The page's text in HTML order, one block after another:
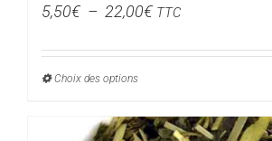
5,50€ – 22,00€Plage
prix :
22,00€
TTC
Choix des optionsCe
a